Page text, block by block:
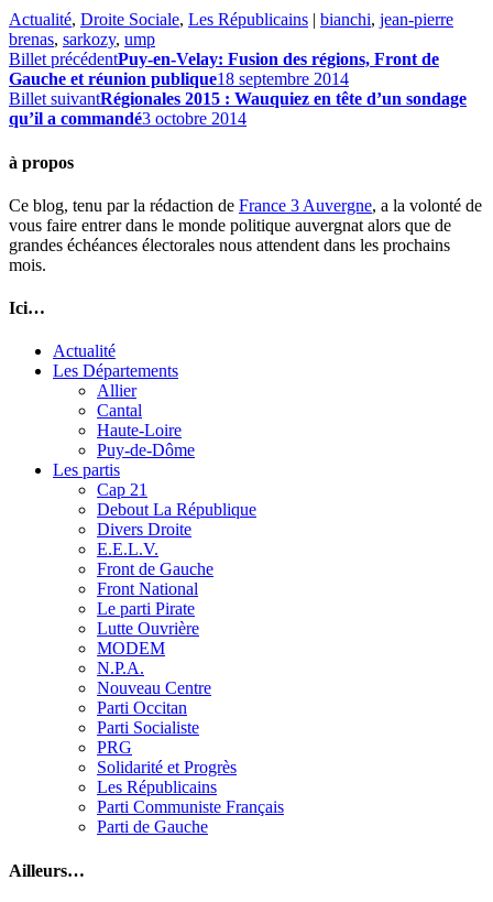
Actualité, Droite Sociale, Les Républicains | bianchi, jean-pierre
brenas, sarkozy, ump
Billet précédentPuy-en-Velay: Fusion des régions, Front de
Gauche et réunion publique18 septembre 2014
Billet suivantRégionales 2015 : Wauquiez en tête d’un sondage
qu’il a commandé3 octobre 2014
à propos
Ce blog, tenu par la rédaction de France 3 Auvergne, a la volonté de
vous faire entrer dans le monde politique auvergnat alors que de
grandes échéances électorales nous attendent dans les prochains
mois.
Ici…
Actualité
Les Départements
Allier
Cantal
Haute-Loire
Puy-de-Dôme
Les partis
Cap 21
Debout La République
Divers Droite
E.E.L.V.
Front de Gauche
Front National
Le parti Pirate
Lutte Ouvrière
MODEM
N.P.A.
Nouveau Centre
Parti Occitan
Parti Socialiste
PRG
Solidarité et Progrès
Les Républicains
Parti Communiste Français
Parti de Gauche
Ailleurs…